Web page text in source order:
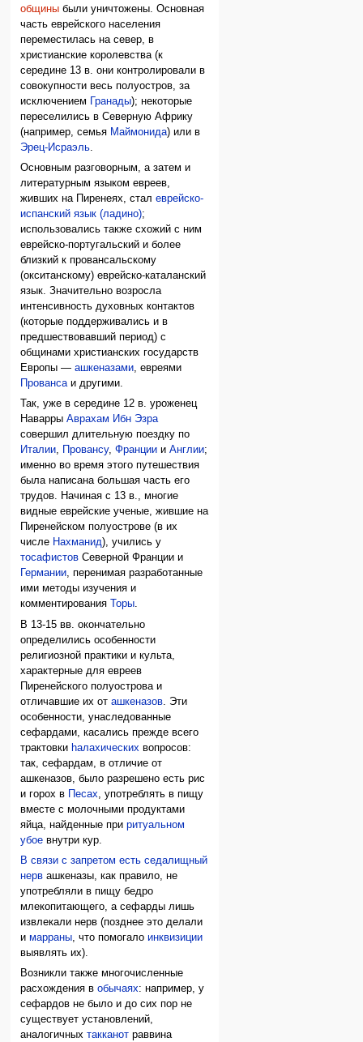
общины были уничтожены. Основная
часть еврейского населения
переместилась на север, в
христианские королевства (к
середине 13 в. они контролировали в
совокупности весь полуостров, за
исключением Гранады); некоторые
переселились в Северную Африку
(например, семья Маймонида) или в
Эрец-Исраэль
Основным разговорным, а затем и
литературным языком евреев,
живших на Пиренеях, сталеврейско-
испанский язык (ладино);
использовались также схожий с ним
еврейско-португальский и более
близкий к провансальскому
(окситанскому) еврейско-каталанский
язык. Значительно возросла
интенсивность духовных контактов
(которые поддерживались и в
предшествовавший период) с
общинами христианских государств
Европы —ашкеназами, евреями
Провансаи другими.
Так, уже в середине 12 в. уроженец
НаваррыАврахам Ибн Эзра
совершил длительную поездку по
Италии, Провансу,Франции иАнглии;
именно во время этого путешествия
была написана большая часть его
трудов. Начиная с 13 в., многие
видные еврейские ученые, жившие на
Пиренейском полуострове (в их
числе Нахманид), учились у
тосафистов Северной Франции и
Германии, перенимая разработанные
ими методы изучения и
комментирования
Торы.
В 13-15 вв. окончательно
определились особенности
религиозной практики и культа,
характерные для евреев
Пиренейского полуострова и
отличавшие их оташкеназов . Эти
особенности, унаследованные
сефардами, касались прежде всего
трактовки hалахических вопросов:
так, сефардам, в отличие от
ашкеназов, было разрешено есть рис
и горох в Песах , употреблять в пищу
вместе с молочными продуктами
яйца, найденные приритуальном
убое внутри кур.
В связи с запретом есть седалищный
нерв ашкеназы, как правило, не
употребляли в пищу бедро
млекопитающего, а сефарды лишь
извлекали нерв (позднее это делали
имарраны, что помогалоинквизиции
выявлять их).
Возникли также многочисленные
расхождения вобычаях: например, у
сефардов не было и до сих пор не
существует установлений,
аналогичныхтакканот раввина